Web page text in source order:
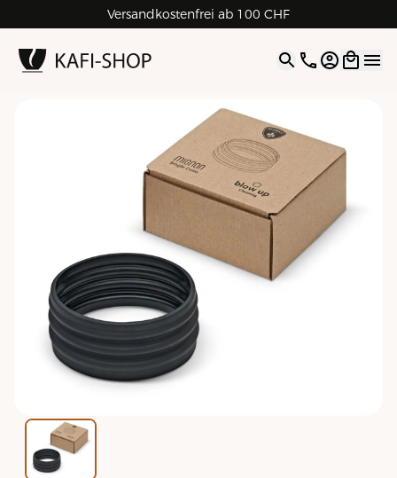
Versandkostenfrei ab 100 CHF
4.9| 5.0 Google
Open